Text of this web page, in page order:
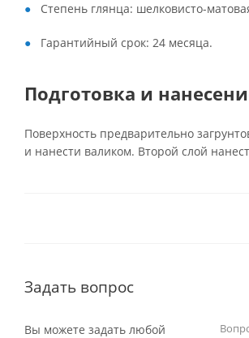
Степень глянца: шелковисто-
Гарантийный срок: 24 месяца.
Подготовка и
Поверхность предварительно
и нанести валиком. Второй слой
Задать вопрос
Вы можете задать любой